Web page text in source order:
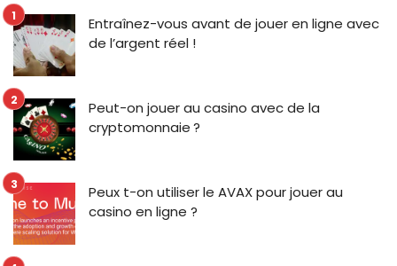
Entraînez-vous avant de jouer en ligne avec
de l’argent réel !
Peut-on jouer au casino avec de la
cryptomonnaie ?
Peux t-on utiliser le AVAX pour jouer au
casino en ligne ?